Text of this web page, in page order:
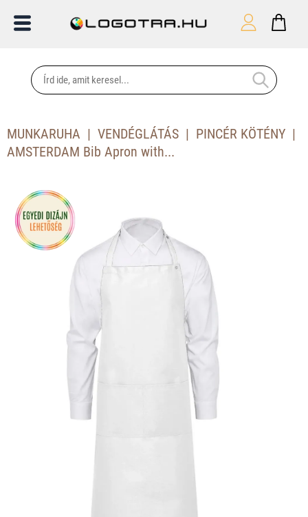
MUNKARUHA VENDÉGLÁTÁS
PINCÉR KÖTÉNY
AMSTERDAM Bib Apron with...